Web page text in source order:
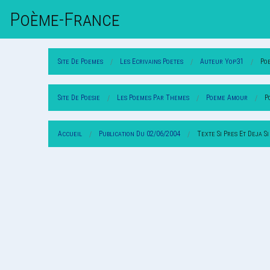
Poème-FrAnce
Site De Poemes Les Ecrivains Poetes Auteur Yop31
Site De Poesie Les Poemes Par Themes Poeme Amour
Accueil Publication Du 02/06/2004 Texte Si Pres Et Deja